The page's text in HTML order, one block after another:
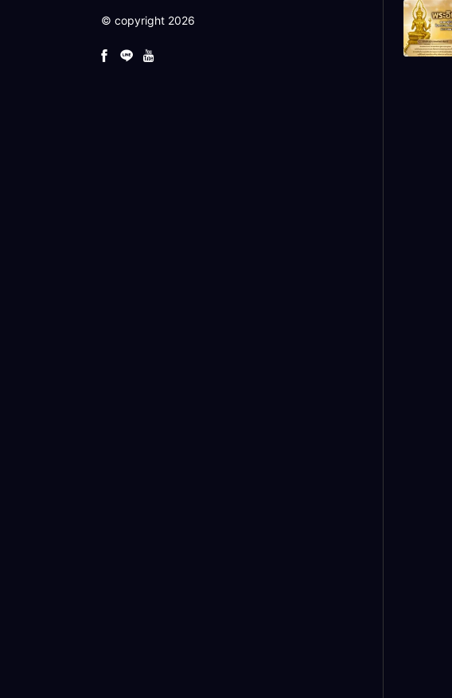
© copyright 2026